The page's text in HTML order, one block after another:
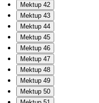
Mektup 42
Mektup 43
Mektup 44
Mektup 45
Mektup 46
Mektup 47
Mektup 48
Mektup 49
Mektup 50